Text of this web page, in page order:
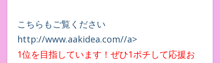
こちらもご覧ください
http://www.aakidea.com//a>
1位を目指しています！ぜひ1ポチして応援お